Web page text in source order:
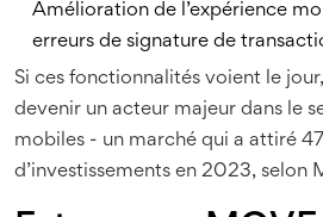
Amélioration de l’expérience
erreurs de signature de
Si ces fonctionnalités voient le
devenir un acteur majeur dans le
mobiles - un marché qui a attiré
d’investissements en 2023, selon